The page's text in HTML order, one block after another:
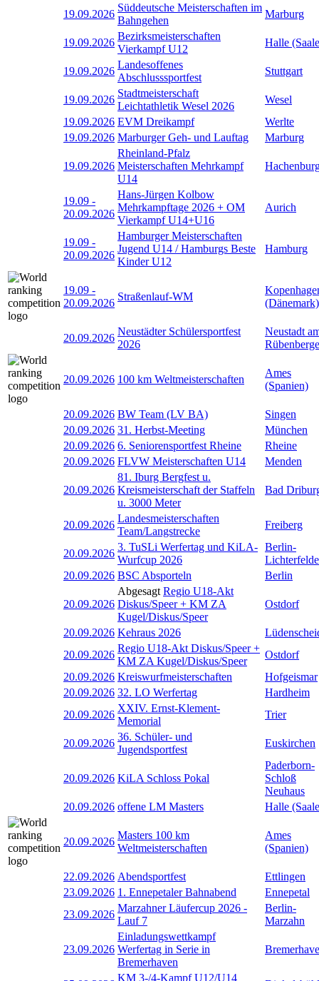
19.09.2026
Süddeutsche Meisterschaften im
Bahngehen
Marburg
19.09.2026
Bezirksmeisterschaften
Vierkampf U12
Halle
19.09.2026
Landesoffenes
Abschlusssportfest
Stuttgart
19.09.2026
Stadtmeisterschaft
Leichtathletik Wesel 2026
Wesel
19.09.2026 EVM Dreikampf
Werlte
19.09.2026 Marburger Geh- und Lauftag Marburg
19.09.2026
Rheinland-Pfalz
Meisterschaften Mehrkampf
U14
19.09 -
20.09.2026
Hans-Jürgen Kolbow
Mehrkampftage 2026 + OM
Vierkampf U14+U16
Aurich
19.09 -
20.09.2026
Hamburger Meisterschaften
Jugend U14 / Hamburgs Beste
Kinder U12
Hamburg
19.09 -
20.09.2026
Straßenlauf-WM
(Dänemark)
20.09.2026
Neustädter Schülersportfest
2026
Neustadt
Rübenberge
20.09.2026 100 km Weltmeisterschaften
Ames
(Spanien)
20.09.2026 BW Team (LV BA)
Singen
20.09.2026 31. Herbst-Meeting
München
20.09.2026 6. Seniorensportfest Rheine
Rheine
20.09.2026 FLVW Meisterschaften U14 Menden
20.09.2026
81. Iburg Bergfest u.
Kreismeisterschaft der Staffeln
u. 3000 Meter
Bad
20.09.2026
Landesmeisterschaften
Team/Langstrecke
Freiberg
20.09.2026
3. TuSLi Werfertag und KiLA-
Wurfcup 2026
Berlin-
Lichterfelde
20.09.2026 BSC Absporteln Berlin
20.09.2026
Abgesagt Regio U18-Akt
Diskus/Speer + KM ZA
Kugel/Diskus/Speer
Ostdorf
20.09.2026 Kehraus 2026
20.09.2026
Regio U18-Akt Diskus/Speer +
KM ZA Kugel/Diskus/Speer
Ostdorf
20.09.2026 Kreiswurfmeisterschaften
Hofgeismar
20.09.2026 32. LO Werfertag
Hardheim
20.09.2026
XXIV. Ernst-Klement-
Memorial
Trier
20.09.2026
36. Schüler- und
Jugendsportfest
Euskirchen
20.09.2026 KiLA Schloss Pokal
Paderborn-
Schloß
Neuhaus
20.09.2026 offene LM Masters Halle
20.09.2026
Masters 100 km
Weltmeisterschaften
Ames
(Spanien)
22.09.2026 Abendsportfest
Ettlingen
23.09.2026 1. Ennepetaler Bahnabend
Ennepetal
23.09.2026
Marzahner Läufercup 2026 -
Lauf 7
Berlin-
Marzahn
23.09.2026
Einladungswettkampf
Werfertag in Serie in
Bremerhaven
KM 3-/4-Kampf U12/U14